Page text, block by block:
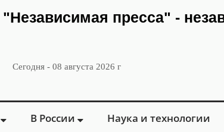
пресса" -
Сегодня - 08 августа 2026 г
В России Наука и технологии